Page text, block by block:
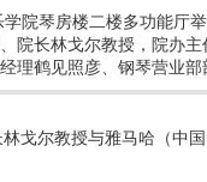
院琴房楼二楼多功能厅
院长林戈尔教授，院办
理鹤见照彦、钢琴营业
戈尔教授与雅马哈（中